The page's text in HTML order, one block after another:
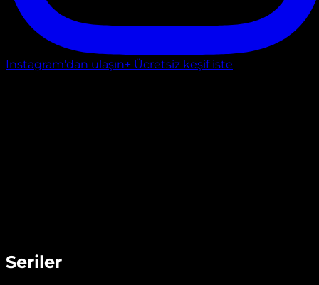
Instagram'dan ulaşın+ Ücretsiz keşif iste
Seriler